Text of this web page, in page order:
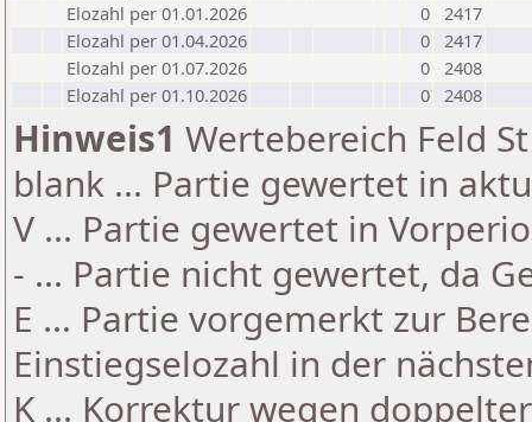
Elozahl per 01.01.2026
0 2417
Elozahl per 01.04.2026
0 2417
Elozahl per 01.07.2026
0 2408
Elozahl per 01.10.2026
0 2408
Hinweis1 Wertebereich Feld
blank ... Partie gewertet in
V ... Partie gewertet in
- ... Partie nicht gewertet, da
E ... Partie vorgemerkt zur
Einstiegselozahl in der
K ... Korrektur wegen